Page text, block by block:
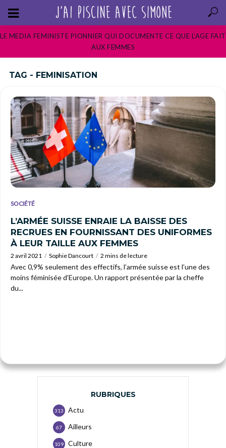
LE MEDIA FEMINISTE PIONNIER QUI DOCUMENTE CE QUE L’AGE FAIT
AUX FEMMES
TAG - FEMINISATION
SOCIÉTÉ
L’ARMÉE SUISSE ENRAIE LA BAISSE DES
RECRUES EN FOURNISSANT DES UNIFORMES
À LEUR TAILLE AUX FEMMES
2 avril 2021 Sophie Dancourt 2 mins de lecture
Avec 0,9% seulement des effectifs, l’armée suisse est l’une des
moins féminisée d’Europe. Un rapport présentée par la cheffe
du...
RUBRIQUES
Actu
313
Ailleurs
67
Culture
109